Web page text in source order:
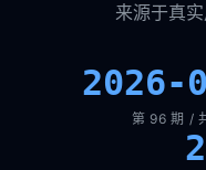
来源于真
2026-
第 96 期 /